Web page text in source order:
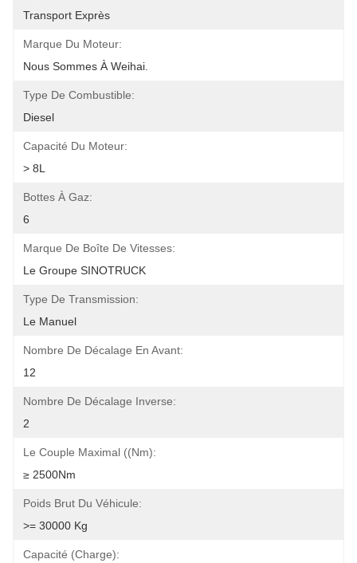
Transport Exprès
Marque Du Moteur:
Nous Sommes À Weihai.
Type De Combustible:
Diesel
Capacité Du Moteur:
> 8L
Bottes À Gaz:
6
Marque De Boîte De Vitesses:
Le Groupe SINOTRUCK
Type De Transmission:
Le Manuel
Nombre De Décalage En Avant:
12
Nombre De Décalage Inverse:
2
Le Couple Maximal ((Nm):
≥ 2500Nm
Poids Brut Du Véhicule:
>= 30000 Kg
Capacité (charge):